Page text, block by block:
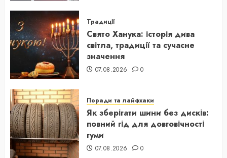
Традиції
Свято Ханука: історія дива
світла, традиції та сучасне
значення
07.08.2026 0
Поради та лайфхаки
Як зберігати шини без дисків:
повний гід для довговічності
гуми
07.08.2026 0